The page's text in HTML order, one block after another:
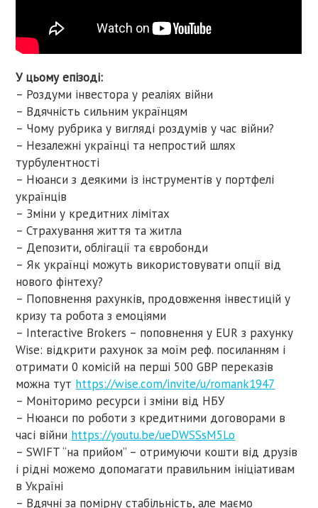
У цьому епізоді:
– Роздуми інвестора у реаліях війни
– Вдячність сильним українцям
– Чому рубрика у вигляді роздумів у час війни?
– Незалежні українці та непростий шлях
турбулентності
– Нюанси з деякими із інструментів у портфелі
українців
– Зміни у кредитних лімітах
– Страхування життя та житла
– Депозити, облігації та євробонди
– Як українці можуть використовувати опції від
нового фінтеху?
– Поповнення рахунків, продовження інвестицій у
кризу та робота з емоціями
– Interactive Brokers – поповнення у EUR з рахунку
Wise: відкрити рахунок за моїм реф. посиланням і
отримати 0 комісій на перші 500 GBP переказів
можна тут https://wise.com/invite/u/romank1947
– Моніторимо ресурси і зміни від НБУ
– Нюанси по роботи з кредитними договорами в
часі війни https://youtu.be/ueDWSSsM5Lo
– SWIFT “на прийом” – отримуючи кошти від друзів
і рідні можемо допомагати правильним ініціативам
в Україні
– Вдячні за помірну стабільність, але маємо